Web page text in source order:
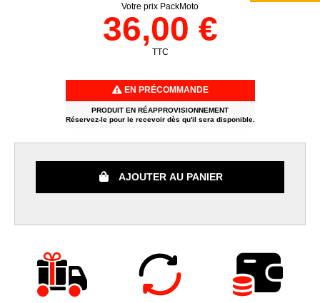
Votre prix PackMoto
36,00 €
TTC
EN PRÉCOMMANDE
PRODUIT EN RÉAPPROVISIONNEMENT
Réservez-le pour le recevoir dès qu'il sera disponible.
AJOUTER AU PANIER